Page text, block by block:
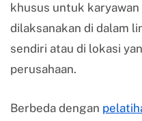
khusus untuk
dilaksanakan di dalam
sendiri atau di lokasi
perusahaan.
Berbeda dengan